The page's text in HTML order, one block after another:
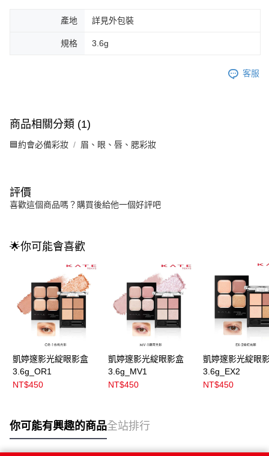
產地 詳見外包裝
規格 3.6g
客服
商品相關分類 (1)
🟦約會必備彩妝 眉、眼、唇、腮彩妝
評價
喜歡這個商品嗎？購買後給他一個好評吧
🌟你可能會喜歡
凱婷邃影光綻眼影盒
3.6g_OR1
NT$450
凱婷邃影光綻眼影盒
3.6g_MV1
NT$450
凱婷邃影光綻眼
3.6g_EX2
NT$450
你可能有興趣的商品全站排行